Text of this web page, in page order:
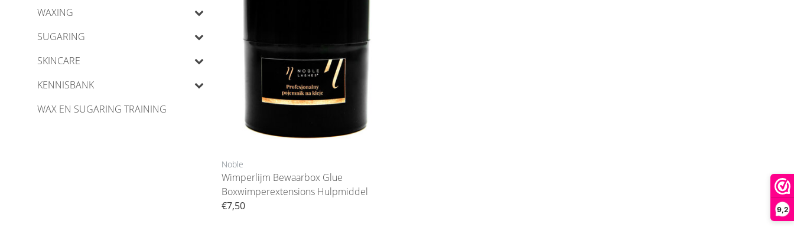
9,2
WAXING
SUGARING
SKINCARE
KENNISBANK
WAX EN SUGARING TRAINING
Noble
Wimperlijm Bewaarbox Glue
Boxwimperextensions Hulpmiddel
€7,50